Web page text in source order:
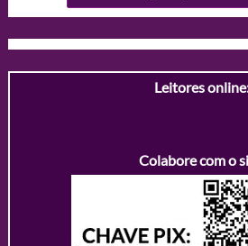
Leitores
Colabore com o